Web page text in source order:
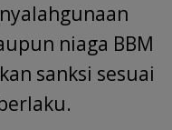
niaga BBM
sanksi sesuai